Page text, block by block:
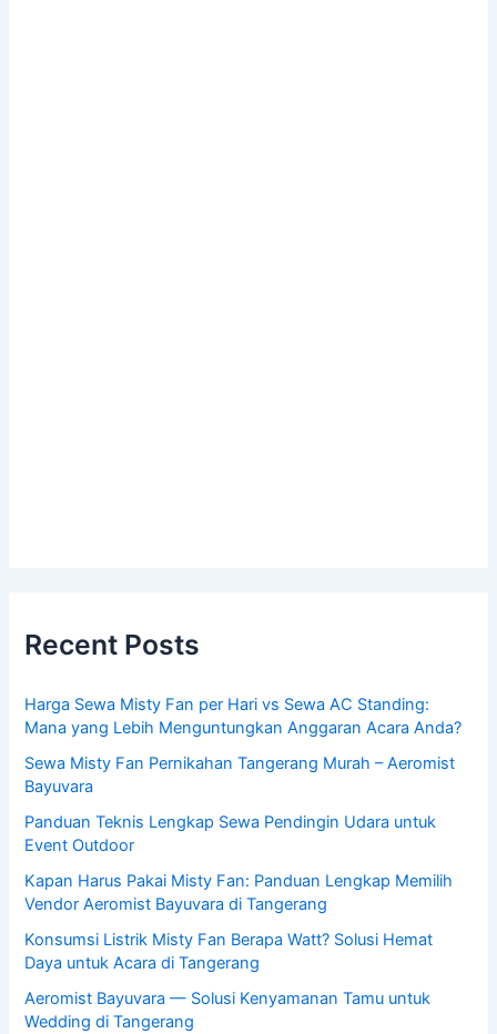
Recent Posts
Harga Sewa Misty Fan per Hari vs Sewa AC Standing:
Mana yang Lebih Menguntungkan Anggaran Acara Anda?
Sewa Misty Fan Pernikahan Tangerang Murah – Aeromist
Bayuvara
Panduan Teknis Lengkap Sewa Pendingin Udara untuk
Event Outdoor
Kapan Harus Pakai Misty Fan: Panduan Lengkap Memilih
Vendor Aeromist Bayuvara di Tangerang
Konsumsi Listrik Misty Fan Berapa Watt? Solusi Hemat
Daya untuk Acara di Tangerang
Aeromist Bayuvara — Solusi Kenyamanan Tamu untuk
Wedding di Tangerang